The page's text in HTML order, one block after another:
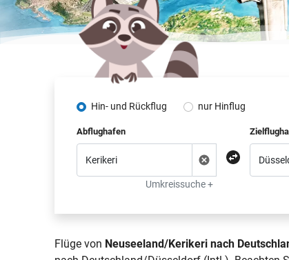
Hin- und Rückflug nur Hinflug
Abflughafen
Umkreissuche +
Flüge von Neuseeland/Kerikeri nach